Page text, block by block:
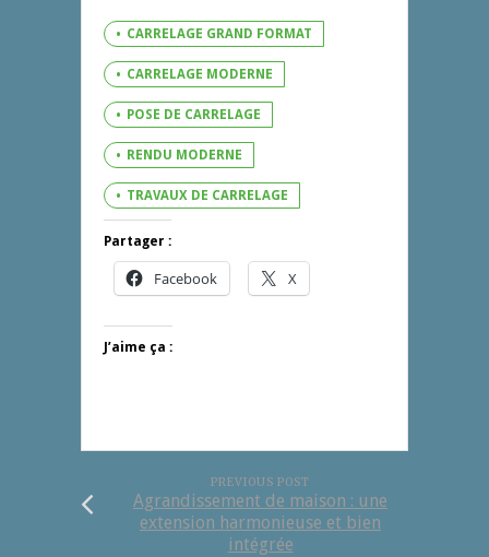
CARRELAGE GRAND FORMAT
CARRELAGE MODERNE
POSE DE CARRELAGE
RENDU MODERNE
TRAVAUX DE CARRELAGE
Partager :
Facebook X
J’aime ça :
PREVIOUS POST
Agrandissement de maison : une
extension harmonieuse et bien
intégrée